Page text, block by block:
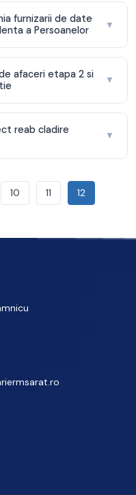
furnizarii de date
a Persoanelor
▼
afaceri etapa 2 si
▼
reab cladire
▼
10 11 12